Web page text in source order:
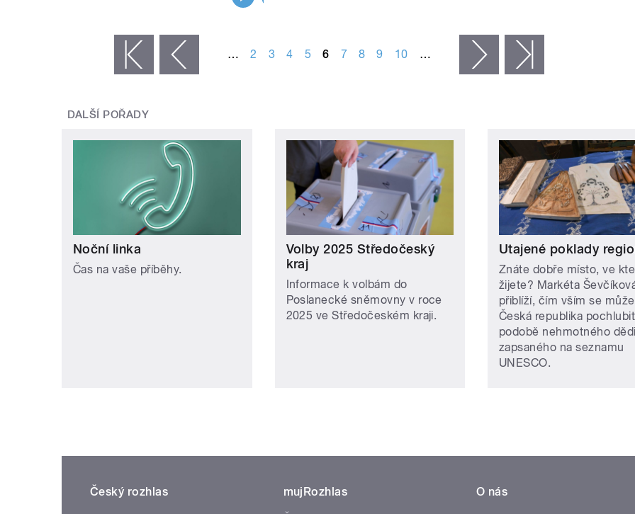
‹ předchozí … 2 3 4 5 6 7 8 9 10 … následující ›
DALŠÍ POŘADY
Noční linka
Čas na vaše příběhy.
Volby 2025 Středočeský
kraj
Informace k volbám do
Poslanecké sněmovny v roce
2025 ve Středočeském kraji.
Utajené poklady
Znáte dobře místo, ve
žijete? Markéta
přiblíží, čím vším se může
Česká republika
podobě nehmotného
zapsaného na seznamu
UNESCO.
Český rozhlas
mujRozhlas
O nás